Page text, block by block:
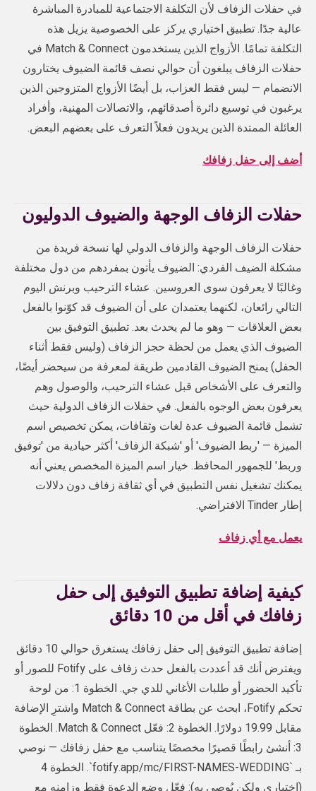
في حفلات الزفاف لأن التكلفة الاجتماعية للمبادرة المباشرة
عالية جدًا. تطبيق اختياري يركز على الخصوصية يزيل هذه
التكلفة تمامًا. الأزواج الذين يستخدمون Match & Connect في
حفلات الزفاف يبلغون أن حوالي نصف قائمة الضيوف يختارون
الانضمام — ليس فقط العزاب، بل أيضًا الأزواج المتزوجين الذين
يرغبون في توسيع دائرة أصدقائهم، والاتصالات المهنية، وأفراد
العائلة الممتدة الذين يريدون فعلاً التعرف على بعضهم البعض.
أضف إلى حفل زفافك
حفلات الزفاف الوجهة والضيوف الدوليون
حفلات الزفاف الوجهة والزفاف الدولي لها نسخة فريدة من
مشكلة الضيف الفردي: الضيوف يأتون بمفردهم من دول مختلفة
وغالبًا لا يعرفون سوى العروسين. عشاء الترحيب وبرنش اليوم
التالي رائعان، لكنهما يعتمدان على أن الضيوف قد كوّنوا بالفعل
بعض العلاقات — وهو ما لم يحدث بعد. تطبيق التوفيق بين
الضيوف الذي يعمل من لحظة حجز الزفاف (وليس فقط أثناء
الحفل) يمنح الضيوف القادمين طريقة لمعرفة من سيحضر أيضًا،
والتعرف على الأشخاص قبل عشاء الترحيب، والوصول وهم
يعرفون بعض الوجوه بالفعل. في حفلات الزفاف الدولية حيث
تشمل قائمة الضيوف عدة لغات وثقافات، يمكن تخصيص اسم
الميزة — 'ربط الضيوف' أو 'شبكة الزفاف' أكثر حيادية من 'توفيق
وربط' للجمهور المحافظ. خيار اسم الميزة المخصص يعني أنه
يمكنك تشغيل نفس التطبيق في أي ثقافة زفاف دون دلالات
إطار Tinder الافتراضي.
يعمل مع أي زفاف
كيفية إضافة تطبيق التوفيق إلى حفل
زفافك في أقل من 10 دقائق
إضافة تطبيق التوفيق إلى حفل زفافك يستغرق حوالي 10 دقائق
ويفترض أنك قد أعددت بالفعل حدث زفاف على Fotify للصور أو
تأكيد الحضور أو طلبات الأغاني للدي جي. الخطوة 1: من لوحة
تحكم Fotify، ابحث عن بطاقة Match & Connect واشترِ الإضافة
مقابل 19.99 دولارًا. الخطوة 2: فعّل Match & Connect. الخطوة
3: أنشئ رابطًا قصيرًا مخصصًا يتناسب مع حفل زفافك — نوصي
بـ `fotify.app/mc/FIRST-NAMES-WEDDING`. الخطوة 4
(اختياري ولكن يُوصى به): فعّل وضع الدعوة فقط وزامنه مع